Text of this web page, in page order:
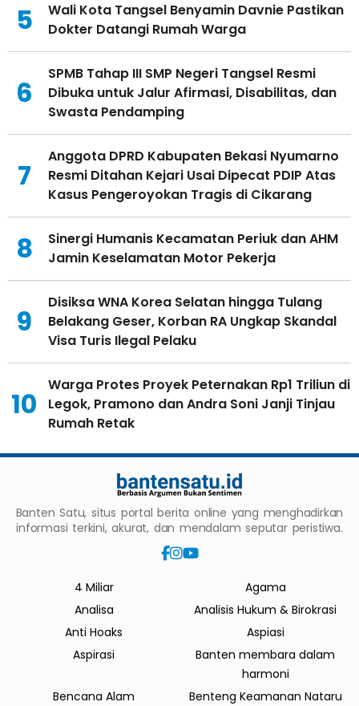
5
Wali Kota Tangsel Benyamin Davnie Pastikan
Dokter Datangi Rumah Warga
6
SPMB Tahap III SMP Negeri Tangsel Resmi
Dibuka untuk Jalur Afirmasi, Disabilitas, dan
Swasta Pendamping
7
Anggota DPRD Kabupaten Bekasi Nyumarno
Resmi Ditahan Kejari Usai Dipecat PDIP Atas
Kasus Pengeroyokan Tragis di Cikarang
8
Sinergi Humanis Kecamatan Periuk dan AHM
Jamin Keselamatan Motor Pekerja
9
Disiksa WNA Korea Selatan hingga Tulang
Belakang Geser, Korban RA Ungkap Skandal
Visa Turis Ilegal Pelaku
10
Warga Protes Proyek Peternakan Rp1 Triliun di
Legok, Pramono dan Andra Soni Janji Tinjau
Rumah Retak
Banten Satu, situs portal berita online yang menghadirkan
informasi terkini, akurat, dan mendalam seputar peristiwa.
4 Miliar
Agama
Analisa
Analisis Hukum & Birokrasi
Anti Hoaks
Aspiasi
Aspirasi
Banten membara dalam
harmoni
Bencana Alam
Benteng Keamanan Nataru